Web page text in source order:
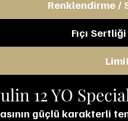
Renklendirme /
Fıçı
12 YO
güçlü karakterli